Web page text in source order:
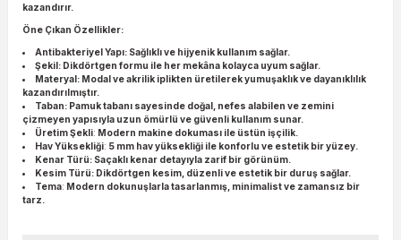
kazandırır.
Öne Çıkan Özellikler:
Antibakteriyel Yapı: Sağlıklı ve hijyenik kullanım sağlar.
Şekil: Dikdörtgen formu ile her mekâna kolayca uyum sağlar.
Materyal: Modal ve akrilik iplikten üretilerek yumuşaklık ve dayanıklılık
kazandırılmıştır.
Taban: Pamuk tabanı sayesinde doğal, nefes alabilen ve zemini
çizmeyen yapısıyla uzun ömürlü ve güvenli kullanım sunar.
Üretim Şekli: Modern makine dokuması ile üstün işçilik.
Hav Yüksekliği: 5 mm hav yüksekliği ile konforlu ve estetik bir yüzey.
Kenar Türü: Saçaklı kenar detayıyla zarif bir görünüm.
Kesim Türü: Dikdörtgen kesim, düzenli ve estetik bir duruş sağlar.
Tema: Modern dokunuşlarla tasarlanmış, minimalist ve zamansız bir
tarz.